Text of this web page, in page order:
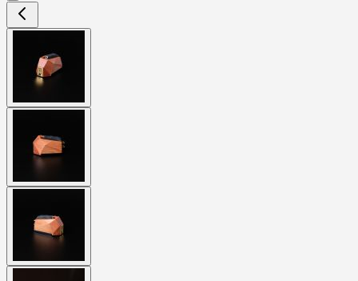
image
image
image